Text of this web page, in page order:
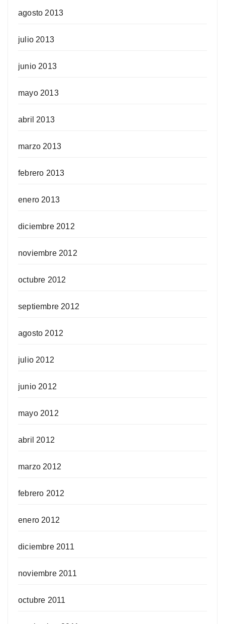
agosto 2013
julio 2013
junio 2013
mayo 2013
abril 2013
marzo 2013
febrero 2013
enero 2013
diciembre 2012
noviembre 2012
octubre 2012
septiembre 2012
agosto 2012
julio 2012
junio 2012
mayo 2012
abril 2012
marzo 2012
febrero 2012
enero 2012
diciembre 2011
noviembre 2011
octubre 2011